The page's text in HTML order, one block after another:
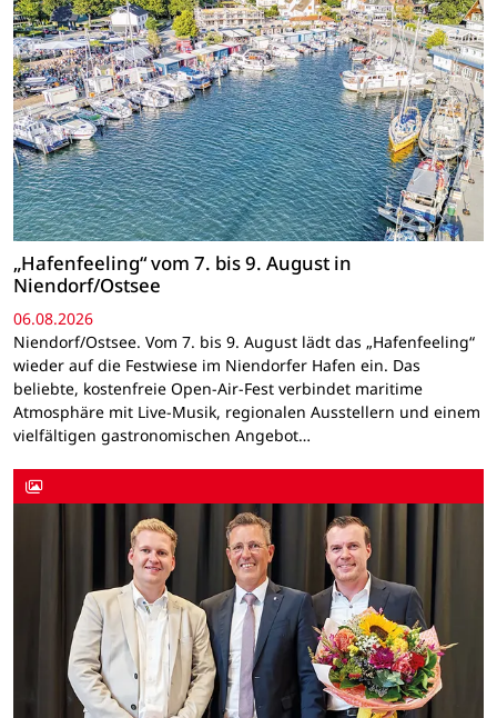
„Hafenfeeling“ vom 7. bis 9. August in
Niendorf/Ostsee
06.08.2026
Niendorf/Ostsee. Vom 7. bis 9. August lädt das „Hafenfeeling“
wieder auf die Festwiese im Niendorfer Hafen ein. Das
beliebte, kostenfreie Open-Air-Fest verbindet maritime
Atmosphäre mit Live-Musik, regionalen Ausstellern und einem
vielfältigen gastronomischen Angebot…